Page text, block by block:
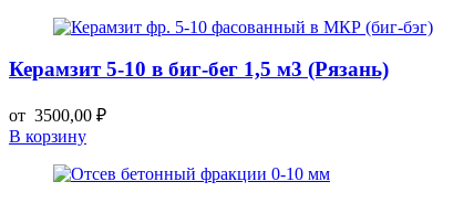
Керамзит 5-10 в биг-бег 1,5 м3 (Рязань)
от 3500,00 ₽
В корзину